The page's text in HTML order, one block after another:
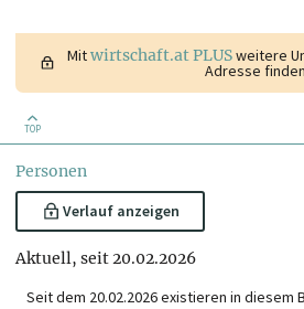
Mitwirtschaft.at PLUSweitere
Adresse finden
TOP
Personen
Verlauf anzeigen
Aktuell, seit 20.02.2026
Seit dem 20.02.2026 existieren in diesem